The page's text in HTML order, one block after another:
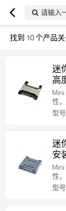
请输入
找到 10个产品
迷
高
性
型
迷
安
性
型